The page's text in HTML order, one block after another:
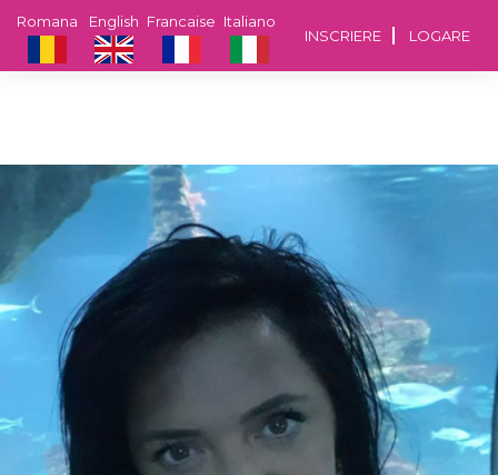
INSCRIERE LOGARE
Italiano
Francaise
English
Romana